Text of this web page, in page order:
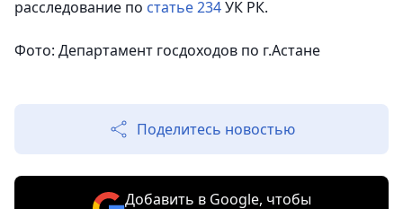
расследование по статье 234УК РК.
Фото: Департамент госдоходов по г.Астане
Поделитесь новостью
Добавить в Google, чтобы